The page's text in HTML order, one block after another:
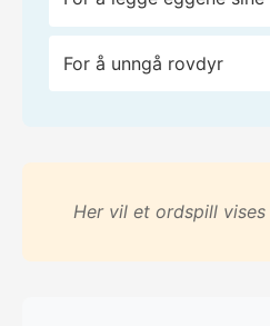
For å unngå rovdyr
Her vil et ordspill